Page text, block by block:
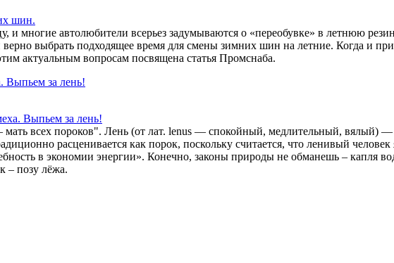
шин.
и многие автолюбители всерьез задумываются о «переобувке» в летнюю
верно выбрать подходящее время для смены зимних шин на летние. Когда и
актуальным вопросам посвящена статья Промснаба.
Выпьем за лень!
всех пороков". Лень (от лат. lenus — спокойный, медлительный, вялый) —
расценивается как порок, поскольку считается, что ленивый
в экономии энергии». Конечно, законы природы не обманешь – капля
– позу лёжа.